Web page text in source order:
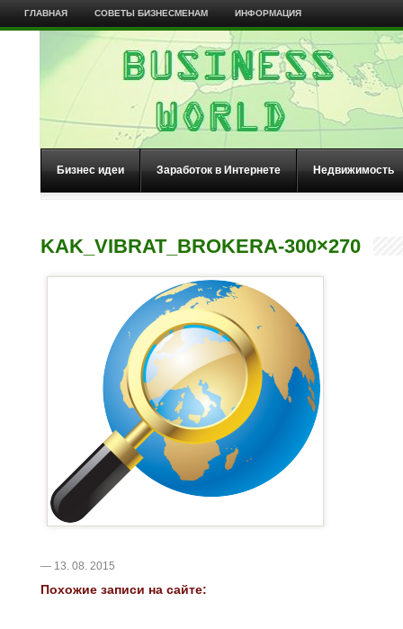
ГЛАВНАЯ СОВЕТЫ БИЗНЕСМЕНАМ ИНФОРМАЦИЯ
Бизнес идеи Заработок в Интернете Недвижимость
KAK_VIBRAT_BROKERA-300×270
— 13. 08. 2015
Похожие записи на сайте: